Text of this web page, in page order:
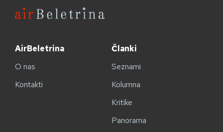
AirBeletrina
O nas
Kontakti
Članki
Seznami
Kolumna
Kritike
Panorama